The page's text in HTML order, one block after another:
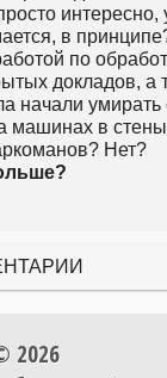
интересно,
в
по
докладов, а
начали умирать
машинах в
2026